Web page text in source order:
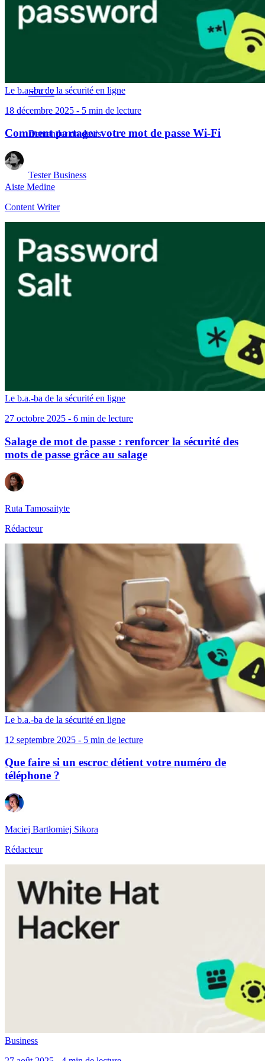
Conformité
SOC 2
Demander un devis
Tester Business
Le b.a.-ba de la sécurité en ligne
18 décembre 2025 - 5 min de lecture
Comment partager votre mot de passe Wi-Fi
Aiste Medine
Content Writer
Le b.a.-ba de la sécurité en ligne
27 octobre 2025 - 6 min de lecture
Salage de mot de passe : renforcer la sécurité des
mots de passe grâce au salage
Ruta Tamosaityte
Rédacteur
Le b.a.-ba de la sécurité en ligne
12 septembre 2025 - 5 min de lecture
Que faire si un escroc détient votre numéro de
téléphone ?
Maciej Bartłomiej Sikora
Rédacteur
Business